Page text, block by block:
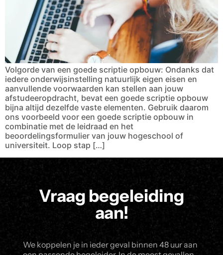
Volgorde van een goede scriptie opbouw: Ondanks dat
iedere onderwijsinstelling natuurlijk eigen eisen en
aanvullende voorwaarden kan stellen aan jouw
afstudeeropdracht, bevat een goede scriptie opbouw
bijna altijd dezelfde vaste elementen. Gebruik daarom
ons voorbeeld voor een goede scriptie opbouw in
combinatie met de leidraad en het
beoordelingsformulier van jouw hogeschool of
universiteit. Loop stap […]
Vraag begeleiding
aan!
We koppelen je in ieder geval binnen 48 uur aan